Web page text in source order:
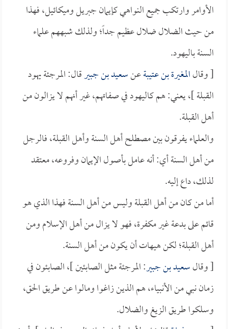
الأوامر وارتكب جميع النواهي كإيمان جبريل وميكائيل، فهذا
من حيث الضلال ضلال عظيم جداً؛ ولذلك شبههم علماء
السنة باليهود.
[ وقالالمغيرة بن عتيبةعنسعيد بن جبيرقال: المرجئة يهود
القبلة ]، يعني: هم كاليهود في صفاتهم، غير أنهم لا يزالون من
أهل القبلة.
والعلماء يفرقون بين مصطلح أهل السنة وأهل القبلة، فالرجل
من أهل السنة أي: أنه عامل بأصول الإيمان وفروعه، معتقد
لذلك، داع إليه.
أما من كان من أهل القبلة وليس من أهل السنة فهذا الذي هو
قائم على بدعة غير مكفرة، فهو لا يزال من أهل الإسلام ومن
أهل القبلة؛ لكن هيهات أن يكون من أهل السنة.
[ وقالسعيد بن جبير: المرجئة مثل الصابئين ]، الصابئون في
زمان نبي من الأنبياء، هم الذين زاغوا ومالوا عن طريق الحق،
وسلكوا طريق الزيغ والضلال.